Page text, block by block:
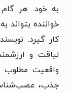
به خود. هر
خواننده بتواند
کار گیرد.
لیاقت و
واقعیت مطلوب
جذب،